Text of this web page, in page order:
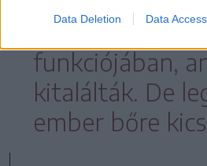
Data Deletion Data Access
hatékonyabb
funkciójában,
kitalálták. De
ember bőre